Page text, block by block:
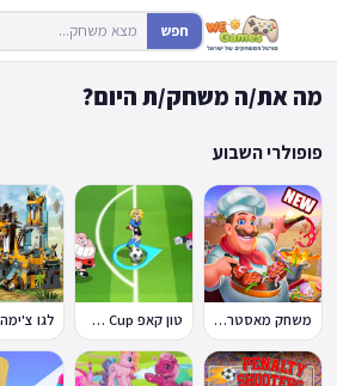
חפש
מה את/ה משחק/ת היום?
פופולרי השבוע
משחק מאסטר שף טון קאפ Toon Cup